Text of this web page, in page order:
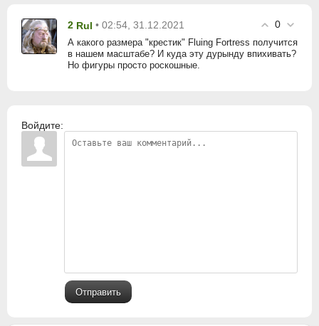
0
2 Rul • 02:54, 31.12.2021
А какого размера "крестик" Fluing Fortress получится
в нашем масштабе? И куда эту дурынду впихивать?
Но фигуры просто роскошные.
Войдите:
Отправить